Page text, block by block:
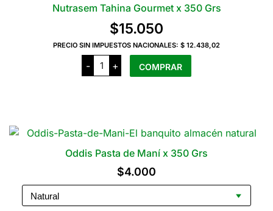
Nutrasem Tahina Gourmet x 350 Grs
$15.050
PRECIO SIN IMPUESTOS NACIONALES: $ 12.438,02
-
Nutrasem
Tahina
Gourmet
+ COMPRAR
Oddis Pasta de Maní x 350 Grs
$4.000